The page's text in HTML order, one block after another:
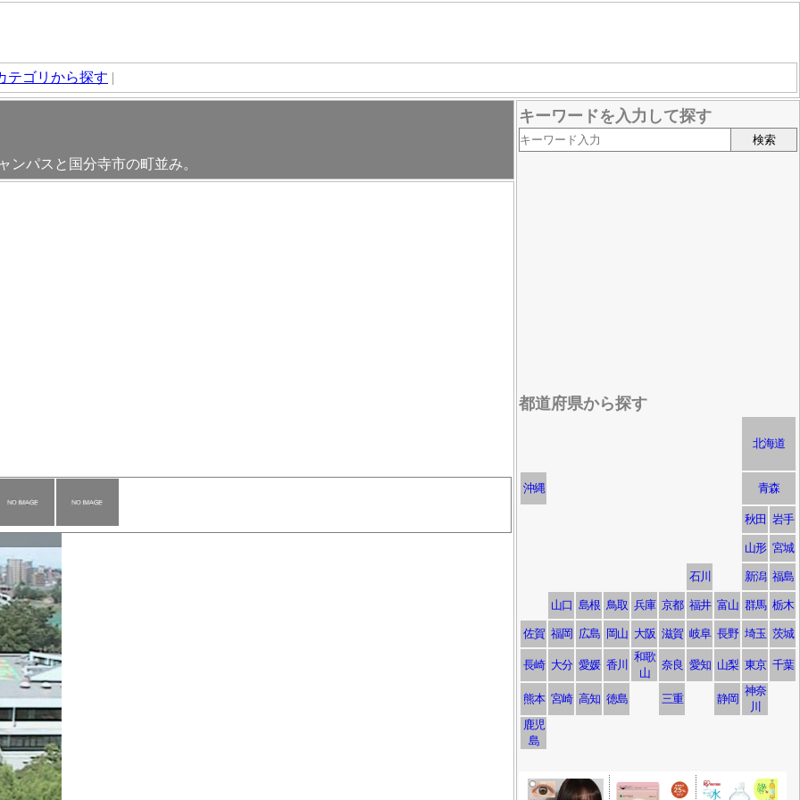
テゴリから探す |
ンパスと国分寺市の町並み。
キーワードを入力して探す
都道府県から探す
北海道
沖縄 青森
秋田 岩手
山形 宮城
石川 新潟 福島
山口 島根 鳥取 兵庫 京都 福井 富山 群馬 栃木
佐賀 福岡 広島 岡山 大阪 滋賀 岐阜 長野 埼玉 茨城
長崎 大分 愛媛 香川
和歌
山
奈良 愛知 山梨 東京 千葉
熊本 宮崎 高知 徳島 三重 静岡
神奈
川
鹿児
島